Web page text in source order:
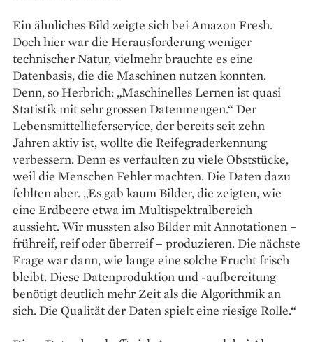
Ein ähnliches Bild zeigte sich bei Amazon Fresh.
Doch hier war die Herausforderung weniger
technischer Natur, vielmehr brauchte es eine
Datenbasis, die die Maschinen nutzen konnten.
Denn, so Herbrich: „Maschinelles Lernen ist quasi
Statistik mit sehr grossen Datenmengen.“ Der
Lebensmittellieferservice, der bereits seit zehn
Jahren aktiv ist, wollte die Reifegraderkennung
verbessern. Denn es verfaulten zu viele Obststücke,
weil die Menschen Fehler machten. Die Daten dazu
fehlten aber. „Es gab kaum Bilder, die zeigten, wie
eine Erdbeere etwa im Multispektral­bereich
aussieht. Wir mussten also Bilder mit Annotationen –
frühreif, reif oder überreif – produzieren. Die nächste
Frage war dann, wie lange eine solche Frucht frisch
bleibt. Diese Datenproduktion und -aufbereitung
benötigt deutlich mehr Zeit als die Algorithmik an
sich. Die Qualität der Daten spielt eine riesige Rolle.“